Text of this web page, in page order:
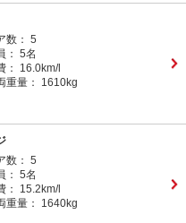
数： 5
： 5名
：
16.0km/l
重量：
1610kg
数： 5
： 5名
：
15.2km/l
重量：
1640kg